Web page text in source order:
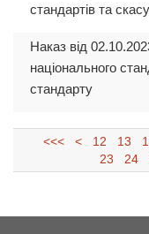
стандартів та
Наказ від
національного
стандарту
<<< < 12 13
23
24